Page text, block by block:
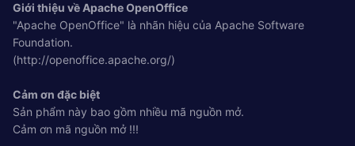
Giới thiệu về Apache OpenOffice
"Apache OpenOffice" là nhãn hiệu của Apache Software
Foundation.
(http://openoffice.apache.org/)
Cảm ơn đặc biệt
Sản phẩm này bao gồm nhiều mã nguồn mở.
Cảm ơn mã nguồn mở !!!